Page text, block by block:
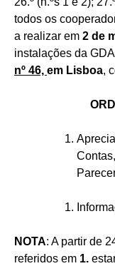
todos os
a realizar em 2 de
instalações da
nº 46, em Lisboa,
NOTA: A partir de
referidos em 1.